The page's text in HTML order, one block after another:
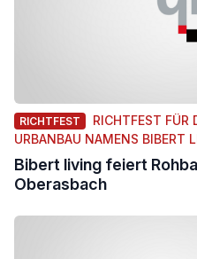
RICHTFEST
RICHTFEST FÜR
URBANBAU NAMENS BIBERT
Bibert living feiert
Oberasbach